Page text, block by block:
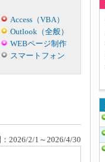
Access（VBA）
Outlook（全般）
WEBページ制作
スマートフォン
2026/2/1～2026/4/30